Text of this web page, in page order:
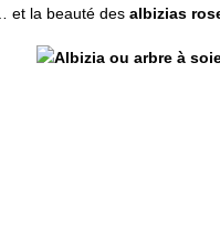
… et la beauté des albizias